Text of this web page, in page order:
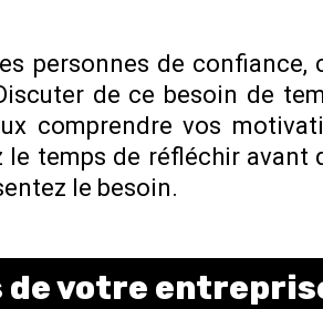
personnes de
de ce besoin de
comprendre vos
temps de réfléchir
le besoin.
de votre